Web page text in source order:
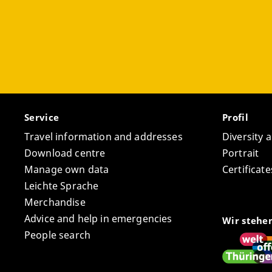
und
Verlag
und
Verlag
Service
Travel information and addresses
Download centre
Manage own data
Leichte Sprache
Merchandise
Advice and help in emergencies
People search
Profil
Diversity
Portrait
Wir